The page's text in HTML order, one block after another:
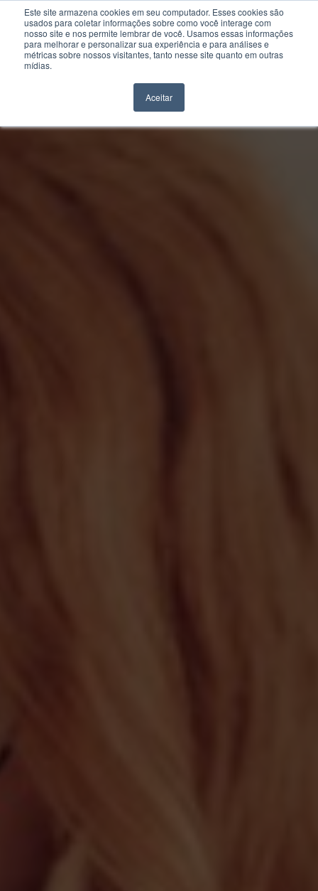
Este site armazena cookies em seu computador. Esses cookies são
usados para coletar informações sobre como você interage com
nosso site e nos permite lembrar de você. Usamos essas informações
para melhorar e personalizar sua experiência e para análises e
métricas sobre nossos visitantes, tanto nesse site quanto em outras
mídias.
Aceitar